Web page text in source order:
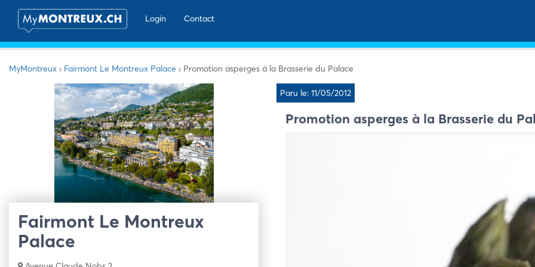
Login
Contact
MyMontreux › Fairmont Le Montreux Palace › Promotion asperges à la Brasserie du Palace
Fairmont Le Montreux
Palace
Paru le: 11/05/2012
Promotion asperges à la Brasserie du